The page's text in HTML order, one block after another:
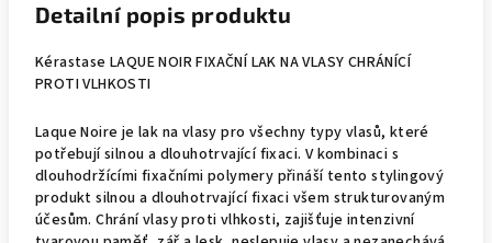
Detailní popis produktu
Kérastase LAQUE NOIR FIXAČNÍ LAK NA VLASY CHRÁNÍCÍ
PROTI VLHKOSTI
Laque Noire je lak na vlasy pro všechny typy vlasů, které
potřebují silnou a dlouhotrvající fixaci. V kombinaci s
dlouhodržícími fixačními polymery přináší tento stylingový
produkt silnou a dlouhotrvající fixaci všem strukturovaným
účesům. Chrání vlasy proti vlhkosti, zajišťuje intenzivní